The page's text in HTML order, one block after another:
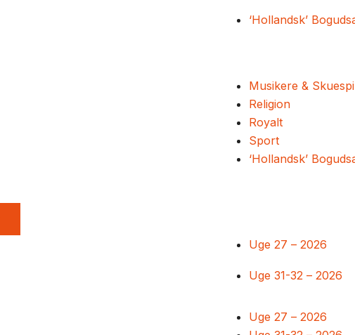
‘Hollandsk’
Musikere &
Religion
Royalt
Sport
‘Hollandsk’
Uge 27 – 2026
Uge 31-32 – 2026
Uge 27 – 2026